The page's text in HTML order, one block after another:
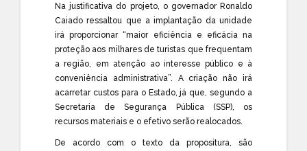
Na justificativa do projeto, o governador Ronaldo
Caiado ressaltou que a implantação da unidade
irá proporcionar “maior eficiência e eficácia na
proteção aos milhares de turistas que frequentam
a região, em atenção ao interesse público e à
conveniência administrativa”. A criação não irá
acarretar custos para o Estado, já que, segundo a
Secretaria de Segurança Pública (SSP), os
recursos materiais e o efetivo serão realocados.
De acordo com o texto da propositura, são